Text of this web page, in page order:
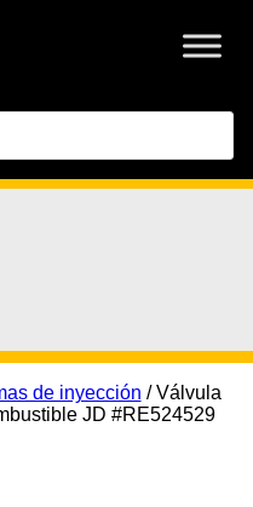
de inyección / Válvula
JD #RE524529